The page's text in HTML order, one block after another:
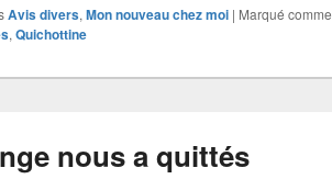
Avis divers,Mon nouveau chez moi | Marqué comme
,Quichottine
nous a quittés